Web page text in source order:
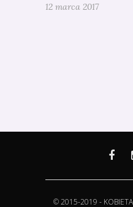
12 marca 2017
© 2015-2019 -